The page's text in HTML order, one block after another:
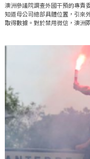
澳洲參議院調查外國干預的專責
知道母公司總部具體位置，引來
取得數據。對於禁用微信，澳洲